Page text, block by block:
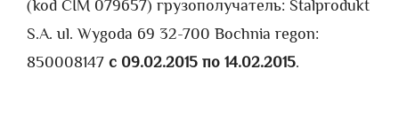
(kod CIM 079657) грузополучатель: Stalprodukt
S.A. ul. Wygoda 69 32-700 Bochnia regon:
850008147 с 09.02.2015 пo 14.02.2015.